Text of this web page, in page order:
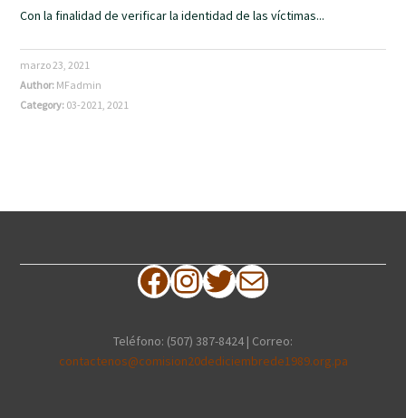
Con la finalidad de verificar la identidad de las víctimas...
marzo 23, 2021
Author: MFadmin
Category: 03-2021 ,2021
Facebook
Instagram
Twitter
Correo electrónico
Teléfono: (507) 387-8424 | Correo:
contactenos@comision20dediciembrede1989.org.pa